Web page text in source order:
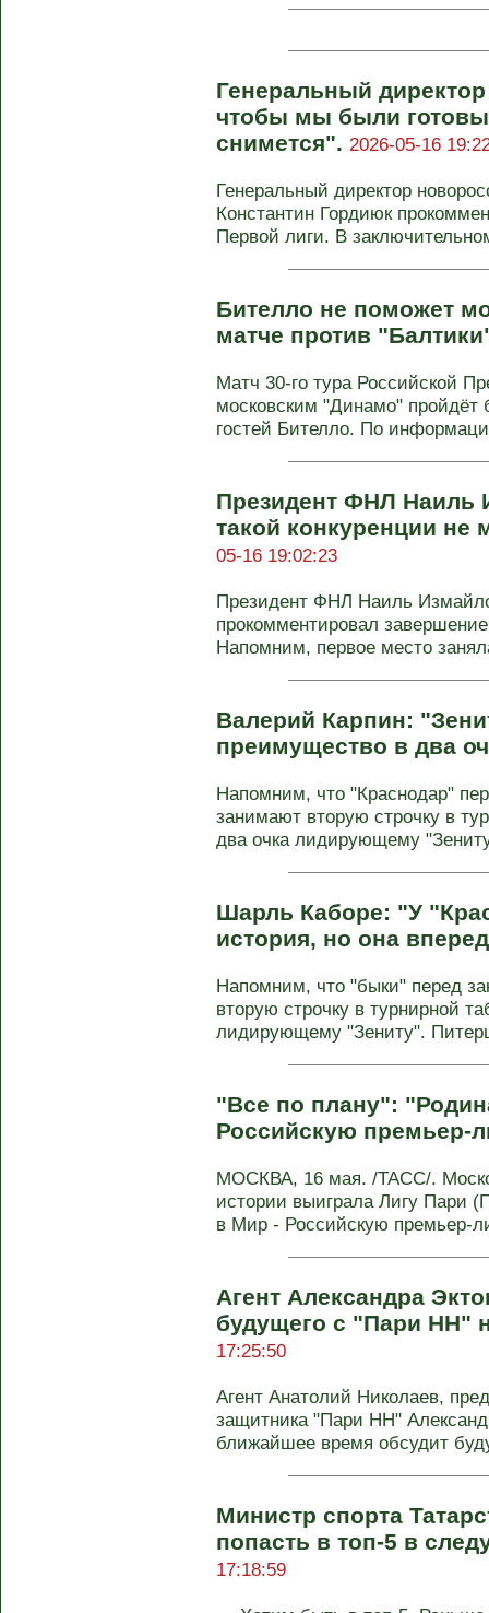
Генеральный
чтобы мы были готовы
снимется". 2026-05-16
Генеральный директор
Константин Гордиюк
Первой лиги. В
Бителло не поможет
матче против
Матч 30-го тура Российской
московским "Динамо" пройдёт
гостей Бителло. По
Президент ФНЛ Наиль
такой конкуренции не
05-16 19:02:23
Президент ФНЛ Наиль
прокомментировал
Напомним, первое место
Валерий Карпин:
преимущество в два
Напомним, что "Краснодар"
занимают вторую строчку в
два очка лидирующему
Шарль Каборе: "У
история, но она
Напомним, что "быки" перед
вторую строчку в турнирной
лидирующему "Зениту".
"Все по плану":
Российскую премьер-
МОСКВА, 16 мая. /ТАСС/.
истории выиграла Лигу Пари
в Мир - Российскую премьер-
Агент Александра
будущего с "Пари НН"
17:25:50
Агент Анатолий Николаев,
защитника "Пари НН"
ближайшее время обсудит
Министр спорта
попасть в топ‑5 в
17:18:59